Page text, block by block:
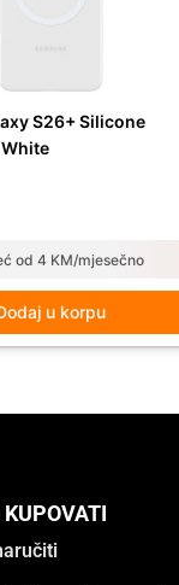
S26+ Silicone
od 4 KM/mjesečno
u korpu
KUPOVATI